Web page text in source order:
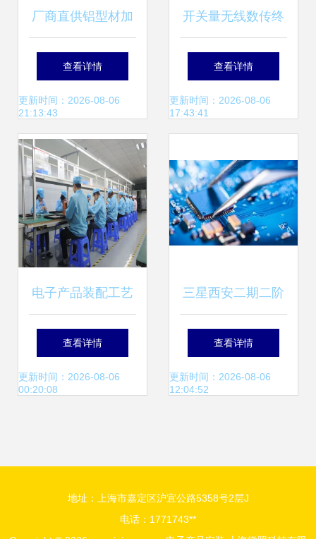
厂商直供铝型材加
固皮带输送线 重型
脚杯设计助力电子
产品安装提质增效
查看详情
更新时间：2026-08-06
21:13:43
开关量无线数传终
端 智能控制的新一
代电子产品
查看详情
更新时间：2026-08-06
17:43:41
电子产品装配工艺
流程详解 从成品组
装到安装加工的完
查看详情
更新时间：2026-08-06
00:20:08
三星西安二期二阶
段进展 设备安装与
电子产品导入稳步
查看详情
更新时间：2026-08-06
12:04:52
地址：上海市嘉定区沪宜公路5358号2层J
电话：1771743**